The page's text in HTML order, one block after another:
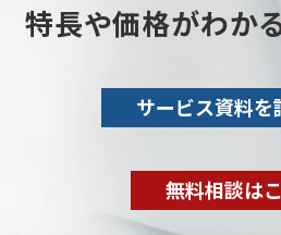
特⻑や価格がわか
サービス資料を
無料相談は